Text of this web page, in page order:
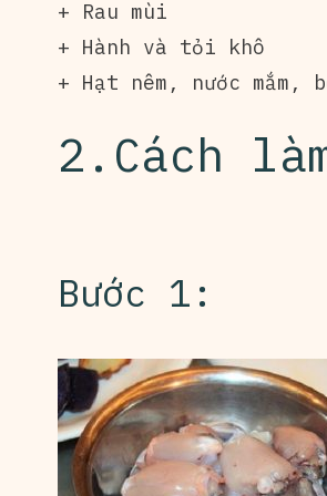
+ Rau mùi
+ Hành và tỏi khô
+ Hạt nêm, nước
2.Cách
Bước 1: